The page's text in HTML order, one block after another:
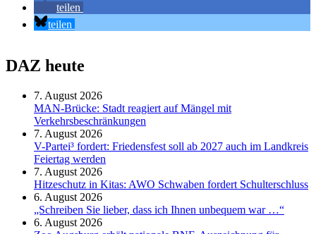
teilen
teilen
DAZ heute
7. August 2026
MAN-Brücke: Stadt reagiert auf Mängel mit
Verkehrsbeschränkungen
7. August 2026
V-Partei­³ fordert: Friedens­fest soll ab 2027 auch im Land­kreis
Feier­tag werden
7. August 2026
Hitzeschutz in Kitas: AWO Schwaben fordert Schulterschluss
6. August 2026
„Schreiben Sie lieber, dass ich Ihnen unbequem war …“
6. August 2026